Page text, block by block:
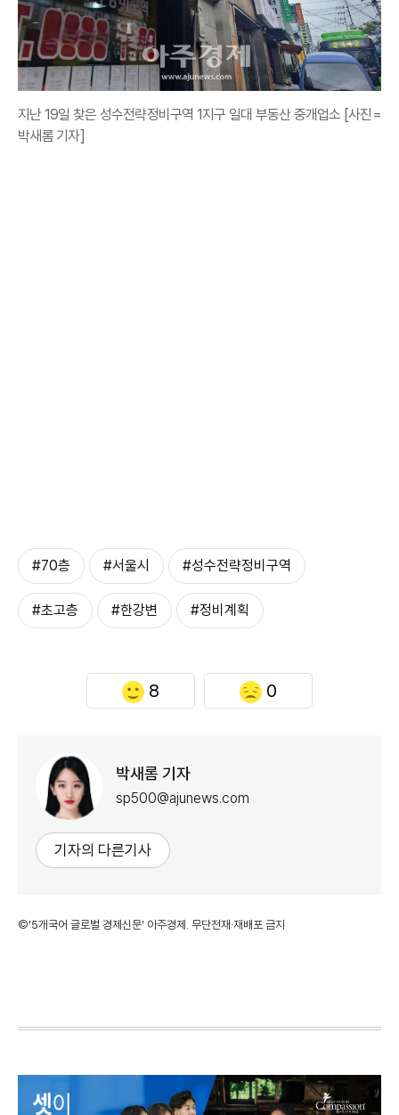
지난 19일 찾은 성수전략정비구역 1지구 일대 부동산 중개업소 [사진=
박새롬 기자]
#70층 #서울시 #성수전략정비구역
#초고층 #한강변 #정비계획
8 0
박새롬 기자
sp500@ajunews.com
기자의 다른기사
©'5개국어 글로벌 경제신문' 아주경제. 무단전재·재배포 금지